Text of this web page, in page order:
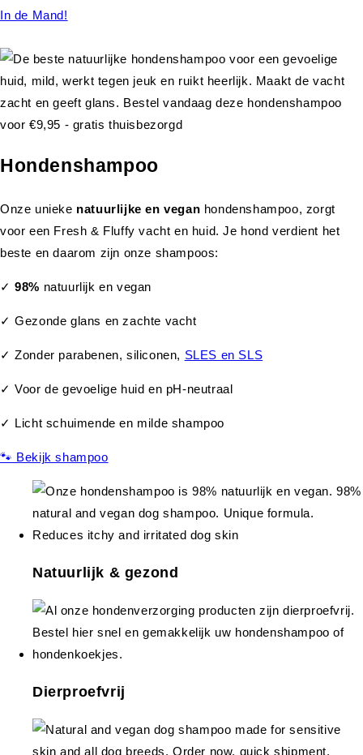
In de Mand!
Hondenshampoo
Onze unieke natuurlijke en vegan hondenshampoo, zorgt
voor een Fresh & Fluffy vacht en huid. Je hond verdient het
beste en daarom zijn onze shampoos:
✓98% natuurlijk en vegan
✓ Gezonde glans en zachte vacht
✓ Zonder parabenen, siliconen, SLES en SLS
✓ Voor de gevoelige huid en pH-neutraal
✓ Licht schuimende en milde shampoo
🐾 Bekijk shampoo
Natuurlijk & gezond
Dierproefvrij